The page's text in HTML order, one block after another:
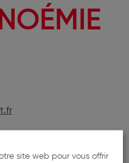
site web pour vous offrir